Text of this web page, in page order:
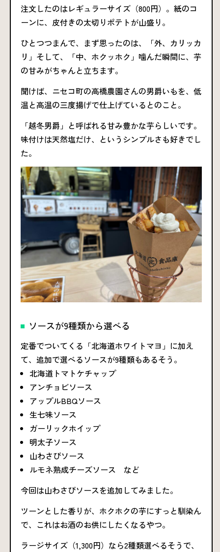
注文したのはレギュラーサイズ（800円）。紙のコ
ーンに、皮付きの太切りポテトが山盛り。
ひとつつまんで、まず思ったのは、「外、カリッカ
リ」そして、「中、ホクッホク」噛んだ瞬間に、芋
の甘みがちゃんと立ちます。
聞けば、ニセコ町の高橋農園さんの男爵いもを、低
温と高温の三度揚げで仕上げているとのこと。
「越冬男爵」と呼ばれる甘み豊かな芋らしいです。
味付けは天然塩だけ、というシンプルさも好きでし
た。
ソースが9種類から選べる
定番でついてくる「北海道ホワイトマヨ」に加え
て、追加で選べるソースが9種類もあるそう。
北海道トマトケチャップ
アンチョビソース
アップルBBQソース
生七味ソース
ガーリックホイップ
明太子ソース
山わさびソース
ルモネ熟成チーズソース など
今回は山わさびソースを追加してみました。
ツーンとした香りが、ホクホクの芋にすっと馴染ん
で、これはお酒のお供にしたくなるやつ。
ラージサイズ（1,300円）なら2種類選べるそうで、